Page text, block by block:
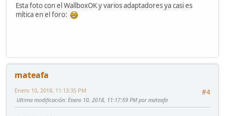
Esta foto con el WallboxOK y varios adaptadores ya casi es
mítica en el foro:
mateafa
#4
Enero 10, 2018, 11:13:35 PM
Ultima modificación: Enero 10, 2018, 11:17:59 PM por mateafa